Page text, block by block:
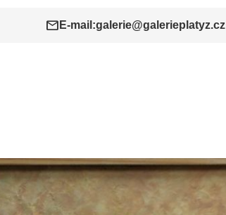
mail E-mail:galerie@galerieplatyz.cz